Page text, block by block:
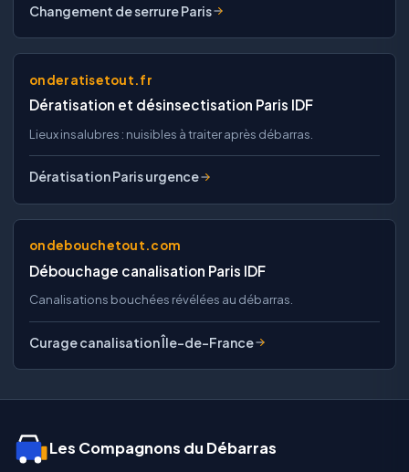
Changement de serrure Paris
onderatisetout.fr
Dératisation et désinsectisation Paris IDF
Lieux insalubres : nuisibles à traiter après débarras.
Dératisation Paris urgence
ondebouchetout.com
Débouchage canalisation Paris IDF
Canalisations bouchées révélées au débarras.
Curage canalisation Île-de-France
Les Compagnons du Débarras